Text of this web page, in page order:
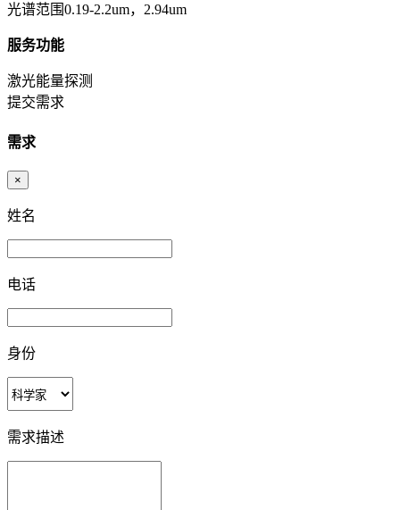
光谱范围0.19-2.2um，2.94um
服务功能
激光能量探测
提交需求
需求
×
姓名
电话
身份
需求描述